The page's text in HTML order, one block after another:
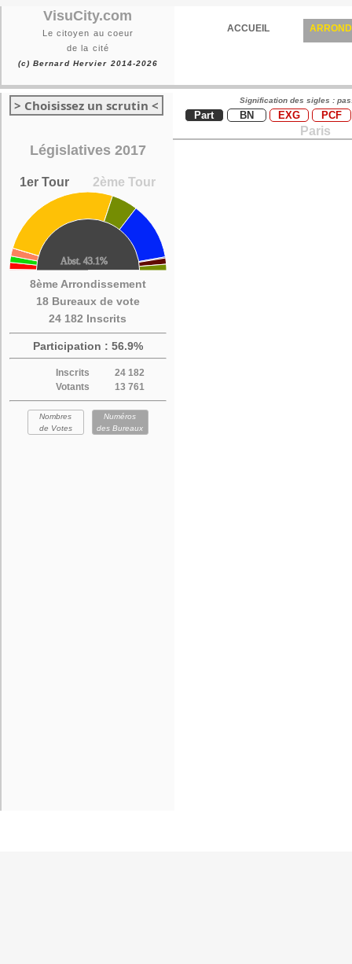
VisuCity.com
Le citoyen au coeur
de la cité
(c) Bernard Hervier 2014-2026
ACCUEIL
> Choisissez un scrutin <
Législatives 2017
1er Tour 2ème Tour
8ème Arrondissement
18 Bureaux de vote
24 182 Inscrits
Participation : 56.9%
Inscrits
24 182
Votants
13 761
Nombres
de Votes
Numéros
des Bureaux
Signification des sigles :
Part BN EXG PCF
Paris